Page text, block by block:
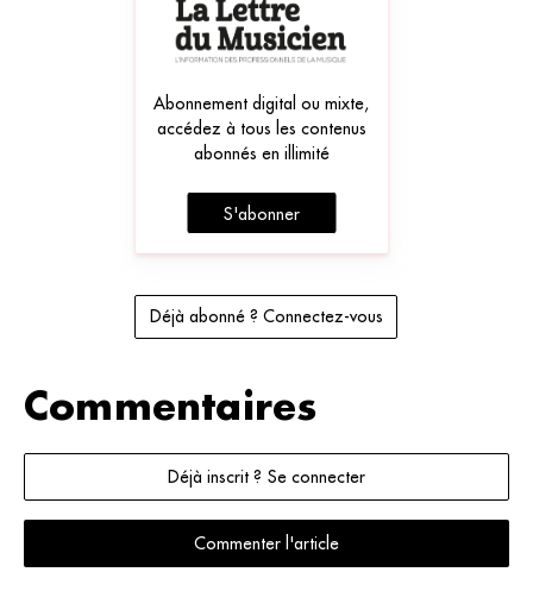
Abonnement digital ou mixte,
accédez à tous les contenus
abonnés en illimité
S'abonner
Déjà abonné ? Connectez-vous
Commentaires
Déjà inscrit ? Se connecter
Commenter l'article